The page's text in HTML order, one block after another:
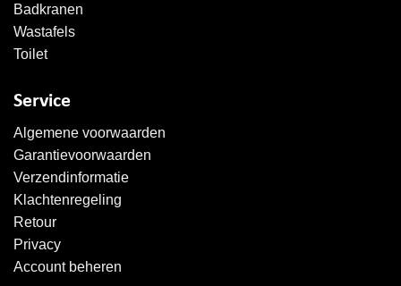
Badkranen
Wastafels
Toilet
Service
Algemene voorwaarden
Garantievoorwaarden
Verzendinformatie
Klachtenregeling
Retour
Privacy
Account beheren